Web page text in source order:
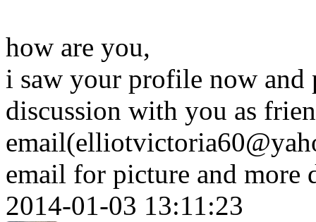
how are you,
i saw your profile now and
discussion with you as
email for picture and more
2014-01-03 13:11:23